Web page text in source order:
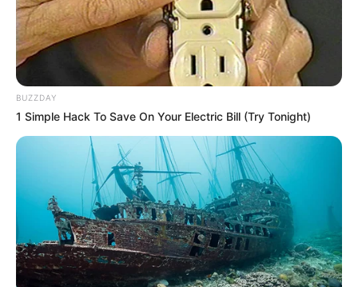
6 BILO JEPSON
7 HIDALGO DES NOES
8 HIP HOP HAUFOR
9 IBIKI DE HOUELLE
10 CASH BANK BIGI
11 DEUS ZACK
12 HARLEY GEMA
13 KENTUCKY RIVER
14 FOUGUE DU DOLLAR
15 COQUAHOLY
16 GOOD GIRL MARCEAUX
Arrivée et résultats du Quinté PMU le
PRIX JEAN BOILLEREAU
BUZZDAY
1 Simple Hack To Save On Your Electric Bill (Try Tonight)